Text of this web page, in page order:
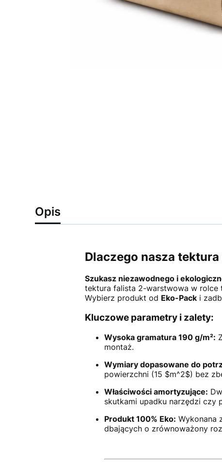
Opis
Dlaczego nasza
Szukasz niezawodnego i
tektura falista 2-warstwowa w rolce
Wybierz produkt od Eko-Packi
Kluczowe parametry i zalety:
Wysoka gramatura 190 g/m²:
montaż.
Wymiary dopasowane do
powierzchni (15 $m^2$) bez
Właściwości amortyzujące:
skutkami upadku narzędzi czy
Produkt 100% Eko: Wykonana
dbających o zrównoważony